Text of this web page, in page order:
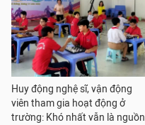
Huy động nghệ sĩ, vận động
viên tham gia hoạt động ở
trường: Khó nhất vẫn là nguồn